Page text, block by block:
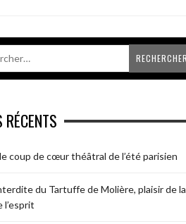
coup de cœur théâtral de l’été parisien
du Tartuffe de Molière, plaisir de la
l’esprit